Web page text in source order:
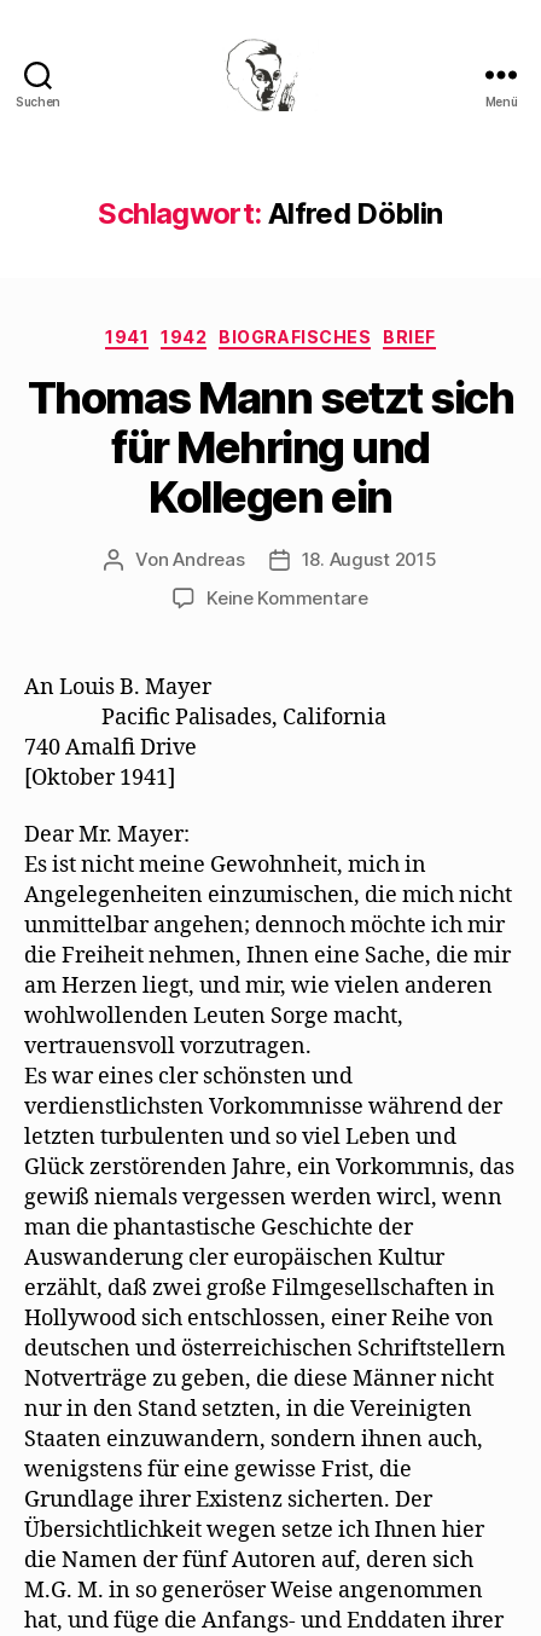
Suchen Menü
Schlagwort: Alfred Döblin
Kategorien
1941 1942 BIOGRAFISCHES BRIEF
Thomas Mann setzt sich
für Mehring und
Kollegen ein
Beitragsautor
VonAndreas Beitragsdatum
18. August 2015
Keine Kommentarezu
sich
für
An Louis B. Mayer
Pacific Palisades, California
740 Amalﬁ Drive
[Oktober 1941]
Dear Mr. Mayer:
Es ist nicht meine Gewohnheit, mich in
Angelegenheiten einzumischen, die mich nicht
unmittelbar angehen; dennoch möchte ich mir
die Freiheit nehmen, Ihnen eine Sache, die mir
am Herzen liegt, und mir, wie vielen anderen
wohlwollenden Leuten Sorge macht,
vertrauensvoll vorzutragen.
Es war eines cler schönsten und
verdienstlichsten Vorkommnisse während der
letzten turbulenten und so viel Leben und
Glück zerstörenden Jahre, ein Vorkommnis, das
gewiß niemals vergessen werden wircl, wenn
man die phantastische Geschichte der
Auswanderung cler europäischen Kultur
erzählt, daß zwei große Filmgesellschaften in
Hollywood sich entschlossen, einer Reihe von
deutschen und österreichischen Schriftstellern
Notverträge zu geben, die diese Männer nicht
nur in den Stand setzten, in die Vereinigten
Staaten einzuwandern, sondern ihnen auch,
wenigstens für eine gewisse Frist, die
Grundlage ihrer Existenz sicherten. Der
Übersichtlichkeit wegen setze ich Ihnen hier
die Namen der fünf Autoren auf, deren sich
M.G. M. in so generöser Weise angenommen
hat, und füge die Anfangs- und Enddaten ihrer